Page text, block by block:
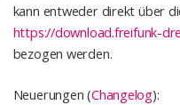
kann entweder direkt über
https://download.freifunk-
bezogen werden.
Neuerungen (Changelog):